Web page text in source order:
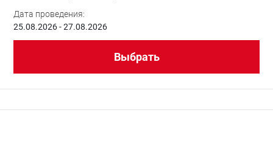
Дата проведения:
25.08.2026 - 27.08.2026
Выбрать